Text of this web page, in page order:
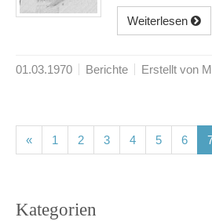
Weiterlesen
01.03.1970 Berichte Erstellt von
« 1 (current)
2(current)
3(current)
4(current)
5(current)
6
Kategorien